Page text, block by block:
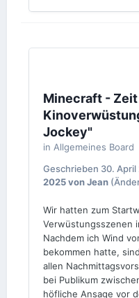
Minecraft -
Jockey"
in Allgemeines Board
Geschrieben 30. April
2025von Jean
Wir hatten zum
Verwüstungsszenen
Nachdem ich Wind
bekommen hatte,
allen
bei Publikum
höfliche Ansage vor